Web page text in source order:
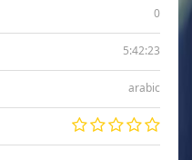
0
5:42:23
arabic